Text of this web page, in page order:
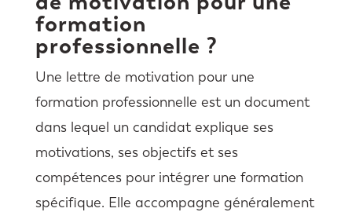
formation
professionnelle ?
Une lettre de motivation pour une
formation professionnelle est un document
dans lequel un candidat explique ses
motivations, ses objectifs et ses
compétences pour intégrer une formation
spécifique. Elle accompagne généralement